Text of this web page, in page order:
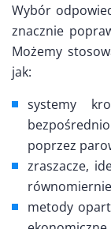
Wybór
znacznie
Możemy
jak:
systemy
poprzez
zraszacze,
metody